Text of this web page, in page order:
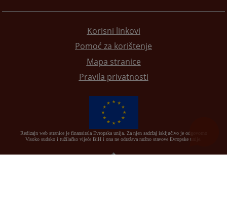
Korisni linkovi
Pomoć za korištenje
Mapa stranice
Pravila privatnosti
Redizajn web stranice je finansirala Evropska unija. Za njen sadržaj isključivo je odgovorno
Visoko sudsko i tužilačko vijeće BiH i ona ne odražava nužno stavove Evropske unije.